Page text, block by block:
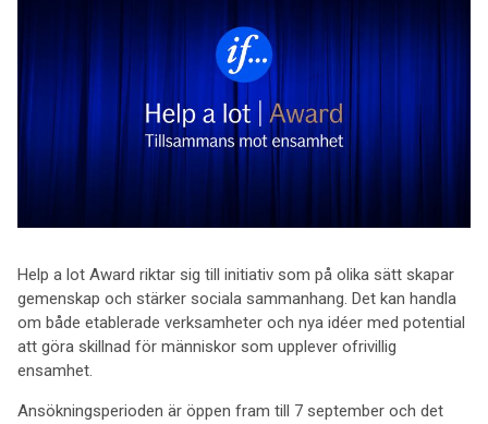
Help a lot Award riktar sig till initiativ som på olika sätt skapar
gemenskap och stärker sociala sammanhang. Det kan handla
om både etablerade verksamheter och nya idéer med potential
att göra skillnad för människor som upplever ofrivillig
ensamhet.
Ansökningsperioden är öppen fram till 7 september och det